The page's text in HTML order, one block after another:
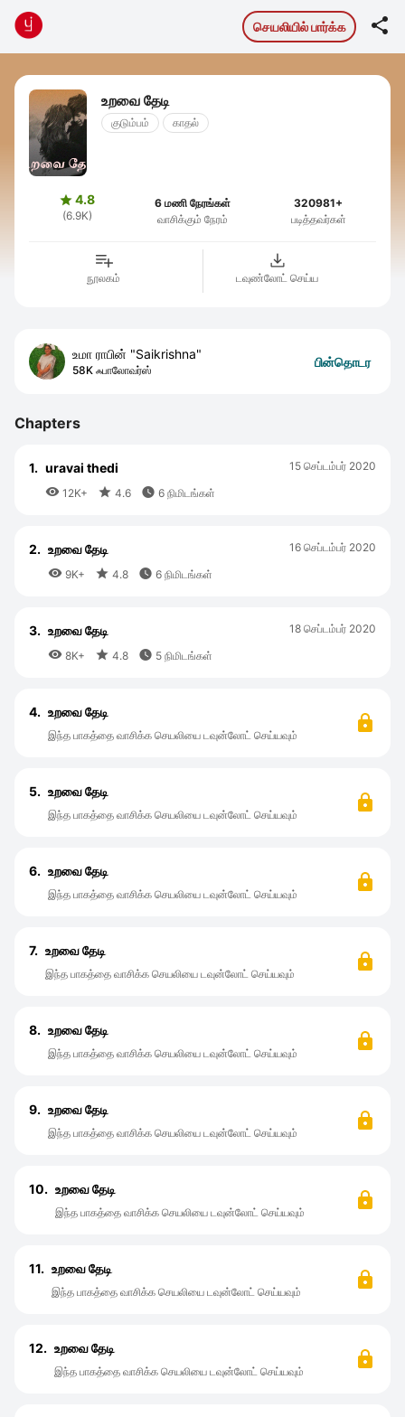
செயலியில் பார்க்க 
உறவை தேடி
குடும்பம் காதல்
4.8
(6.9K)
6 மணி நேரங்கள்
வாசிக்கும் நேரம்
320981+
படித்தவர்கள்
நூலகம் டவுண்லோட் செய்ய
உமா ராபின் "Saikrishna"
58K ஃபாலோவர்ஸ்
பின்தொடர
Chapters
1. uravai thedi
 12K+  4.6  6 நிமிடங்கள்
15 செப்டம்பர் 2020
2. உறவை தேடி
 9K+  4.8  6 நிமிடங்கள்
16 செப்டம்பர் 2020
3. உறவை தேடி
 8K+  4.8  5 நிமிடங்கள்
18 செப்டம்பர் 2020
4. உறவை தேடி
இந்த பாகத்தை வாசிக்க செயலியை டவுன்லோட் செய்யவும்
5. உறவை தேடி
இந்த பாகத்தை வாசிக்க செயலியை டவுன்லோட் செய்யவும்
6. உறவை தேடி
இந்த பாகத்தை வாசிக்க செயலியை டவுன்லோட் செய்யவும்
7. உறவை தேடி
இந்த பாகத்தை வாசிக்க செயலியை டவுன்லோட் செய்யவும்
8. உறவை தேடி
இந்த பாகத்தை வாசிக்க செயலியை டவுன்லோட் செய்யவும்
9. உறவை தேடி
இந்த பாகத்தை வாசிக்க செயலியை டவுன்லோட் செய்யவும்
10. உறவை தேடி
இந்த பாகத்தை வாசிக்க செயலியை டவுன்லோட் செய்யவும்
11. உறவை தேடி
இந்த பாகத்தை வாசிக்க செயலியை டவுன்லோட் செய்யவும்
12. உறவை தேடி
இந்த பாகத்தை வாசிக்க செயலியை டவுன்லோட் செய்யவும்